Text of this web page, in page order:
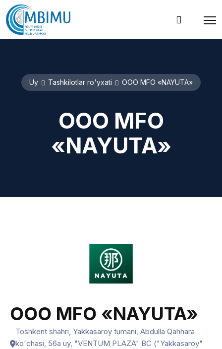
Uy Tashkilotlar ro'yxati ООО MFO «NAYUTA»
ООО MFO
«NAYUTA»
ООО MFO «NAYUTA»
Toshkent shahri, Yakkasaroy tumani, Abdulla Qahhara
ko'chasi, 56a uy, "VENTUM PLAZA" BC ("Yakkasaroy"